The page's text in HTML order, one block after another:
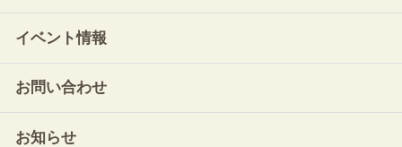
イベント情報
お問い合わせ
お知らせ